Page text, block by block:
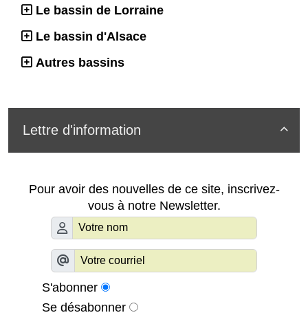
Le bassin de Lorraine
Le bassin d'Alsace
Autres bassins

Lettre d'information
Pour avoir des nouvelles de ce site, inscrivez-
vous à notre Newsletter.
S'abonner
Se désabonner